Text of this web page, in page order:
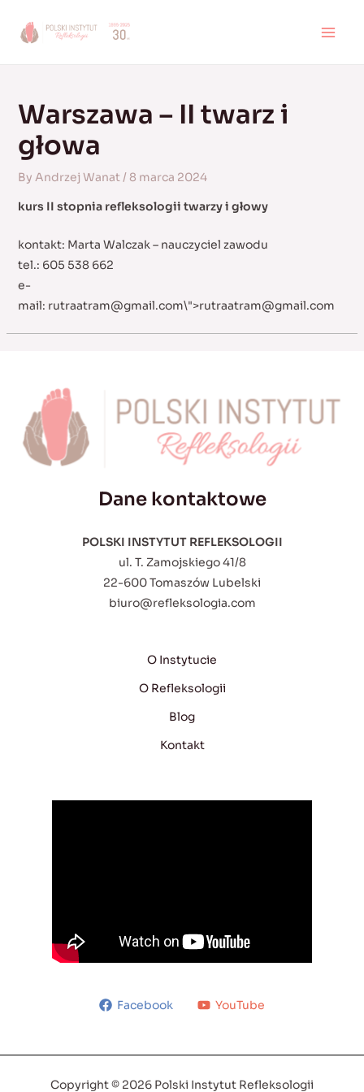
Warszawa – II twarz i
głowa
By Andrzej Wanat/ 8 marca 2024
kurs II stopnia refleksologii twarzy i głowy
kontakt: Marta Walczak – nauczyciel zawodu
tel.: 605 538 662
e-
mail: rutraatram@gmail.com\">rutraatram@gmail.com
Dane kontaktowe
POLSKI INSTYTUT REFLEKSOLOGII
ul. T. Zamojskiego 41/8
22-600 Tomaszów Lubelski
biuro@refleksologia.com
O Instytucie
O Refleksologii
Blog
Kontakt
Facebook YouTube
Copyright © 2026 Polski Instytut Refleksologii